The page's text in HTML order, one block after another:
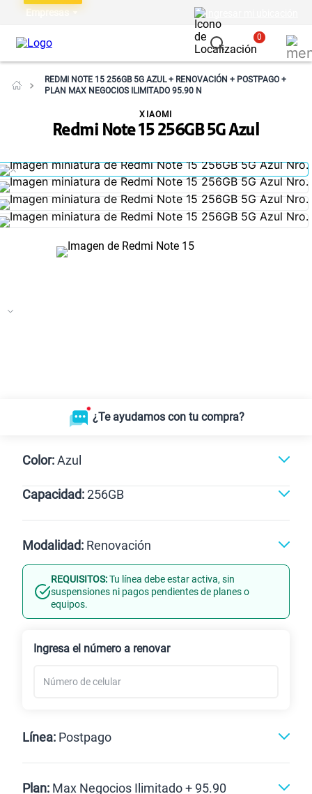
Empresas
0
REDMI NOTE 15 256GB 5G AZUL + RENOVACIÓN + POSTPAGO +
PLAN MAX NEGOCIOS ILIMITADO 95.90 N
Redmi Note 15 256GB 5G Azul
XIAOMI
¿Te ayudamos con tu compra?
Color:Azul
Negro
Capacidad:256GB
256GB
Modalidad: Renovación
Línea Nueva Portabilidad
REQUISITOS:Tu línea debe estar activa, sin
suspensiones ni pagos pendientes de planes o
equipos.
Ingresa el número a renovar
Línea: Postpago
Plan: Max Negocios Ilimitado + 95.90